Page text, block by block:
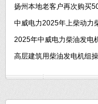
扬州本地老客户再次购买
中威电力2025年上柴动力
2025年中威电力柴油发电
高层建筑用柴油发电机组